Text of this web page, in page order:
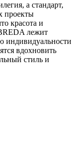
а стандарт,
проекты
красота и
лежит
индивидуальности
вдохновить
стиль и